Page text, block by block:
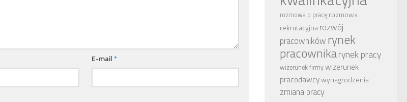
E-mail *
rozmowa o pracę rozmowa
rekrutacyjnarozwój
pracowników rynek
pracownikarynek pracy
wizerunek firmywizerunek
pracodawcywynagrodzenia
zmiana pracy